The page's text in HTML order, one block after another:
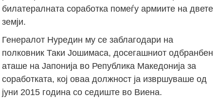
билатералната соработка помеѓу армиите на двете
земји.
Генералот Нуредин му се заблагодари на
полковник Таки Јошимаса, досегашниот одбранбен
аташе на Јапонија во Република Македонија за
соработката, кој оваа должност ја извршуваше од
јуни 2015 година со седиште во Виена.